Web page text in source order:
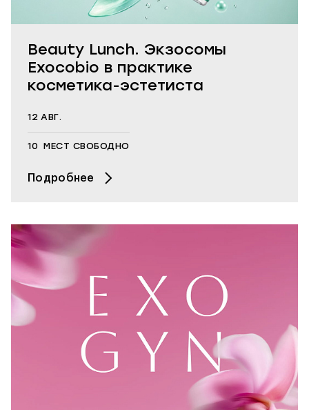
Beauty Lunch. Экзосомы
Exocobio в практике
косметика-эстетиста
12 АВГ.
10 МЕСТ СВОБОДНО
Подробнее